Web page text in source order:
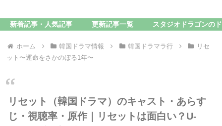
新着記事・人気記事 更新記事一覧 スタジオドラゴンの
ホーム 韓国ドラマ情報 韓国ドラマラ行
リセ
ット〜運命をさかのぼる1年〜
リセット（韓国ドラマ）のキャスト・あらす
じ・視聴率・原作｜リセットは面白い？U-